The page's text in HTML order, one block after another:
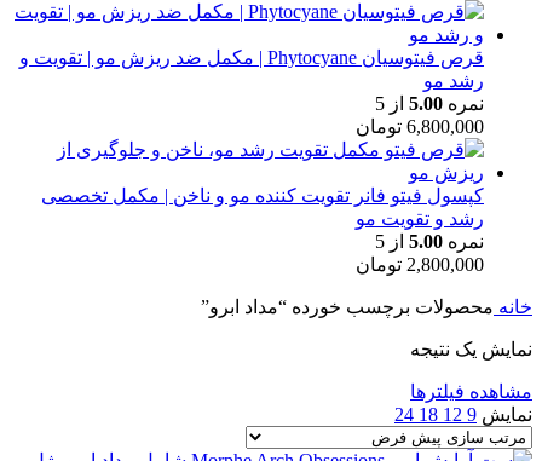
قرص فیتوسیان Phytocyane | مکمل ضد ریزش مو | تقویت و
رشد مو
نمره 5.00 از 5
6,800,000 تومان
کپسول فیتو فانر تقویت کننده مو و ناخن | مکمل تخصصی
رشد و تقویت مو
نمره 5.00 از 5
2,800,000 تومان
خانه محصولات برچسب خورده “مداد ابرو”
نمایش یک نتیجه
مشاهده فیلترها
نمایش 9
12
18
24